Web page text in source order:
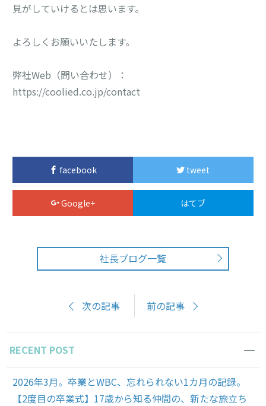
見がしていけるとは思います。
よろしくお願いいたします。
弊社Web（問い合わせ）：
https://coolied.co.jp/contact
facebook tweet
Google+ はてブ
社長ブログ一覧
次の記事 前の記事
RECENT POST
2026年3月。卒業とWBC、忘れられない1カ月の記録。
【2度目の卒業式】17歳から知る仲間の、新たな旅立ち